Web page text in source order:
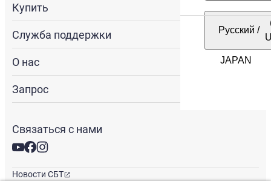
Русский /
Купить
Служба поддержки
О нас
Запрос
Связаться с нами
Новости СБТ